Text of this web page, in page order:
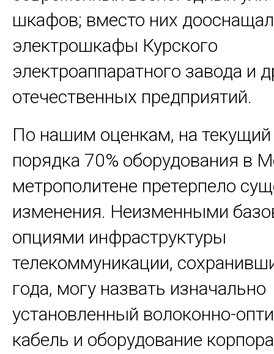
шкафов; вместо них
электрошкафы Курского
электроаппаратного завода и
отечественных предприятий.
По нашим оценкам, на
порядка 70% оборудования в
метрополитене претерпело
изменения. Неизменными
опциями инфраструктуры
телекоммуникации,
года, могу назвать изначально
установленный волоконно-
кабель и оборудование